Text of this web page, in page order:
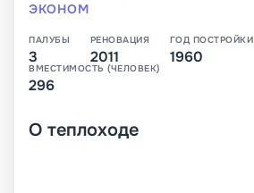
ЭКОНОМ
ПАЛУБЫ
3
РЕНОВАЦИЯ
2011
ГОД ПОСТРОЙКИ
1960
ВМЕСТИМОСТЬ (ЧЕЛОВЕК)
296
О теплоходе